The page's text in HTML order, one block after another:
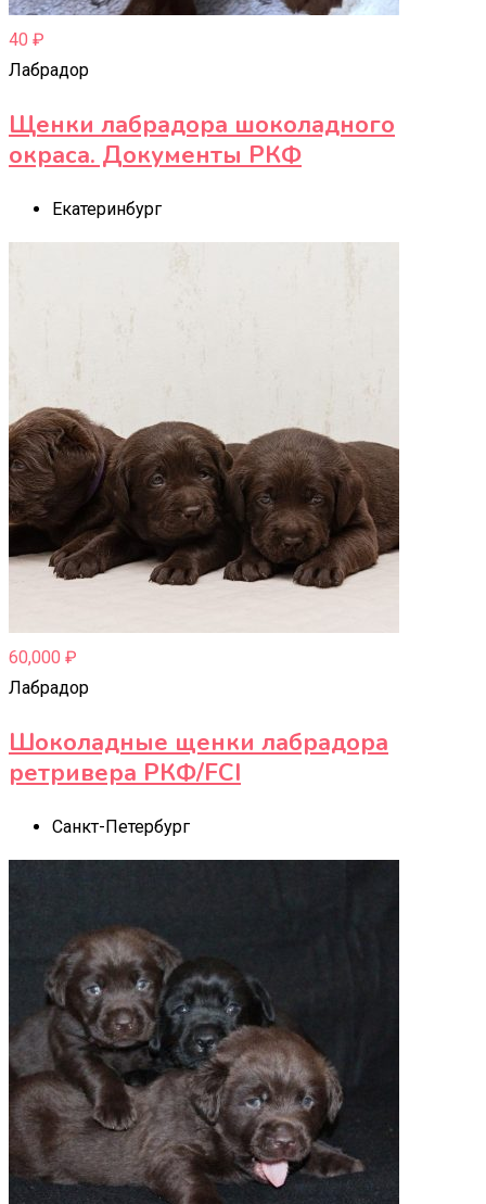
40 ₽
Лабрадор
Щенки лабрадора шоколадного
окраса. Документы РКФ
Екатеринбург
60,000 ₽
Лабрадор
Шоколадные щенки лабрадора
ретривера РКФ/FCI
Санкт-Петербург